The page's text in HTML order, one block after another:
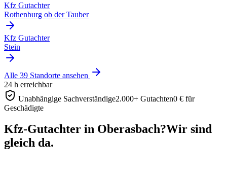
Kfz Gutachter
Rothenburg ob der Tauber
Kfz Gutachter
Stein
Alle 39 Standorte ansehen
24 h erreichbar
Unabhängige Sachverständige2.000+ Gutachten0 € für
Geschädigte
Kfz-Gutachter in Oberasbach?Wir sind
gleich da.